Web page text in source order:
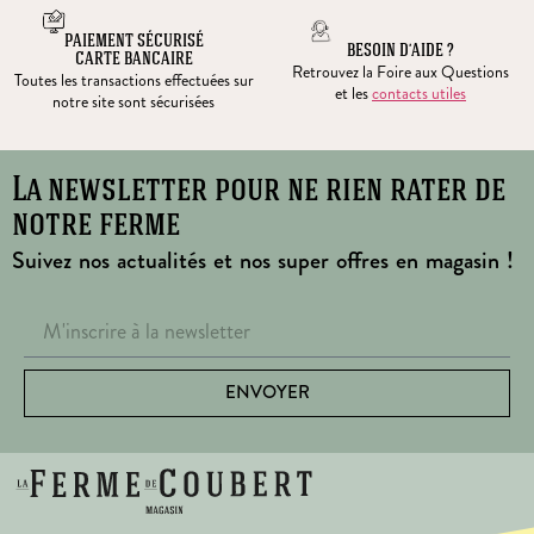
PAIEMENT SÉCURISÉ
CARTE BANCAIRE
Toutes les transactions effectuées sur
notre site sont sécurisées
BESOIN D’AIDE ?
Retrouvez la Foire aux Questions
et lescontacts utiles
La newsletter pour ne rien rater de
notre ferme
Suivez nos actualités et nos super offres en magasin !
ENVOYER